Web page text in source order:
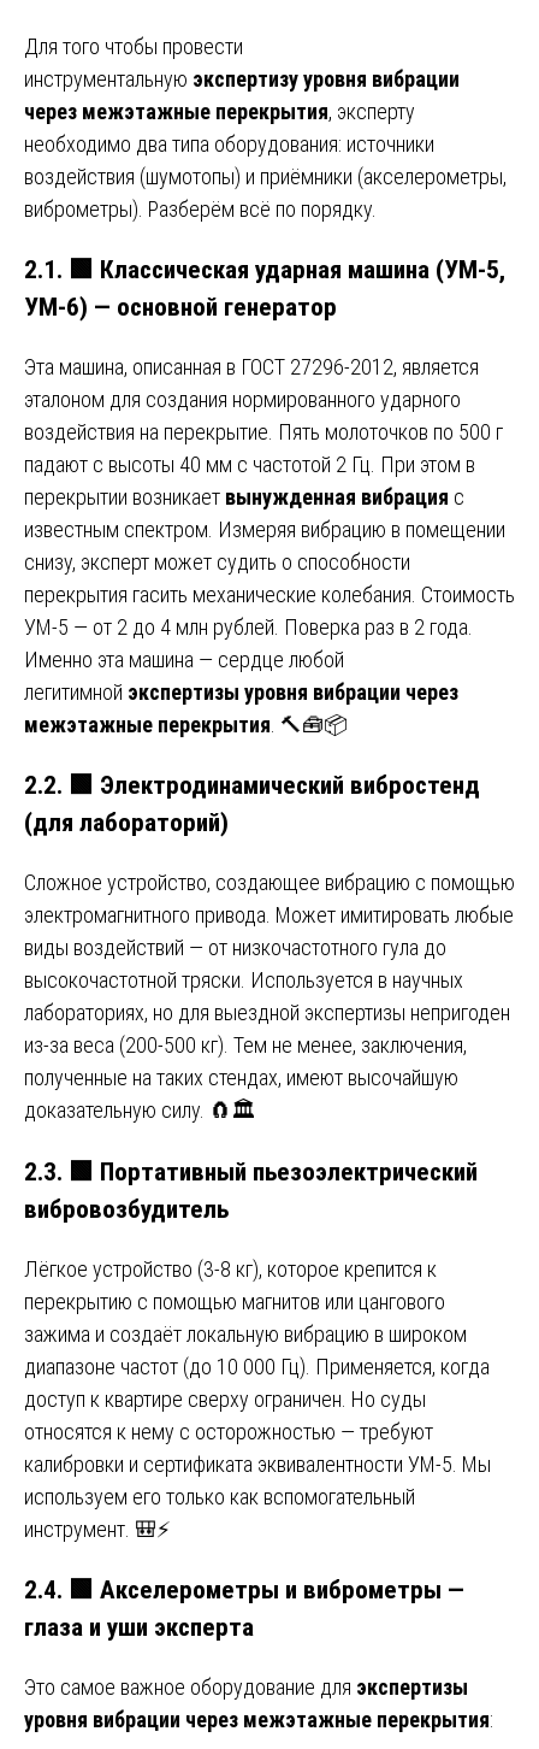
Для того чтобы провести
инструментальную экспертизу уровня вибрации
через межэтажные перекрытия, эксперту
необходимо два типа оборудования: источники
воздействия (шумотопы) и приёмники (акселерометры,
виброметры). Разберём всё по порядку.
2.1.
Классическая ударная машина (УМ-5,
УМ-6) — основной генератор
Эта машина, описанная в ГОСТ 27296-2012, является
эталоном для создания нормированного ударного
воздействия на перекрытие. Пять молоточков по 500 г
падают с высоты 40 мм с частотой 2 Гц. При этом в
перекрытии возникает вынужденная вибрация с
известным спектром. Измеряя вибрацию в помещении
снизу, эксперт может судить о способности
перекрытия гасить механические колебания. Стоимость
УМ-5 — от 2 до 4 млн рублей. Поверка раз в 2 года.
Именно эта машина — сердце любой
легитимной экспертизы уровня вибрации через
межэтажные перекрытия. 🔨🧰📦
2.2.
Электродинамический вибростенд
(для лабораторий)
Сложное устройство, создающее вибрацию с помощью
электромагнитного привода. Может имитировать любые
виды воздействий — от низкочастотного гула до
высокочастотной тряски. Используется в научных
лабораториях, но для выездной экспертизы непригоден
из-за веса (200-500 кг). Тем не менее, заключения,
полученные на таких стендах, имеют высочайшую
доказательную силу. 🧲🏛️
2.3. 🟩 Портативный пьезоэлектрический
вибровозбудитель
Лёгкое устройство (3-8 кг), которое крепится к
перекрытию с помощью магнитов или цангового
зажима и создаёт локальную вибрацию в широком
диапазоне частот (до 10 000 Гц). Применяется, когда
доступ к квартире сверху ограничен. Но суды
относятся к нему с осторожностью — требуют
калибровки и сертификата эквивалентности УМ-5. Мы
используем его только как вспомогательный
инструмент. 🎒⚡
2.4. 🟩 Акселерометры и виброметры —
глаза и уши эксперта
Это самое важное оборудование для экспертизы
уровня вибрации через межэтажные перекрытия: